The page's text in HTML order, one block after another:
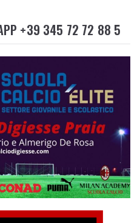
+39 345 72 72 88 5